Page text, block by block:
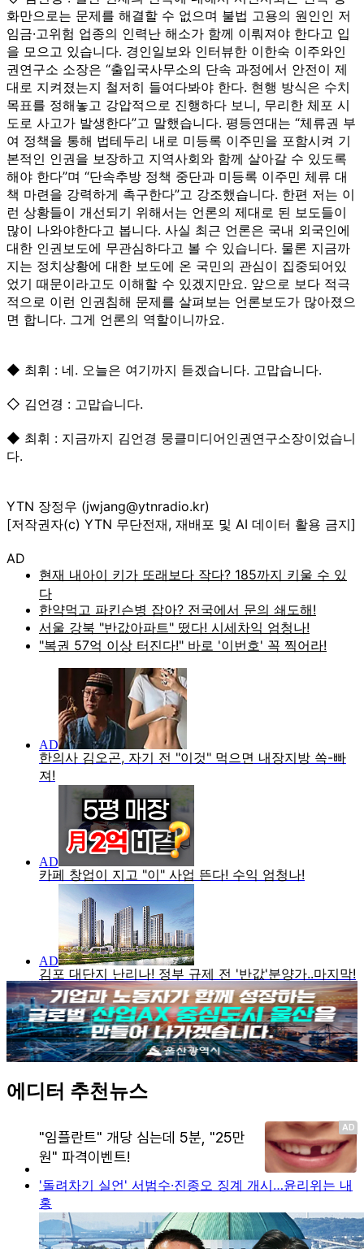
화만으로는 문제를 해결할 수 없으며 불법 고용의 원인인 저
임금·고위험 업종의 인력난 해소가 함께 이뤄져야 한다고 입
을 모으고 있습니다. 경인일보와 인터뷰한 이한숙 이주와인
권연구소 소장은 “출입국사무소의 단속 과정에서 안전이 제
대로 지켜졌는지 철저히 들여다봐야 한다. 현행 방식은 수치
목표를 정해놓고 강압적으로 진행하다 보니, 무리한 체포 시
도로 사고가 발생한다”고 말했습니다. 평등연대는 “체류권 부
여 정책을 통해 법테두리 내로 미등록 이주민을 포함시켜 기
본적인 인권을 보장하고 지역사회와 함께 살아갈 수 있도록
해야 한다”며 “단속추방 정책 중단과 미등록 이주민 체류 대
책 마련을 강력하게 촉구한다”고 강조했습니다. 한편 저는 이
런 상황들이 개선되기 위해서는 언론의 제대로 된 보도들이
많이 나와야한다고 봅니다. 사실 최근 언론은 국내 외국인에
대한 인권보도에 무관심하다고 볼 수 있습니다. 물론 지금까
지는 정치상황에 대한 보도에 온 국민의 관심이 집중되어있
었기 때문이라고도 이해할 수 있겠지만요. 앞으로 보다 적극
적으로 이런 인권침해 문제를 살펴보는 언론보도가 많아졌으
면 합니다. 그게 언론의 역할이니까요.
◆ 최휘 : 네. 오늘은 여기까지 듣겠습니다. 고맙습니다.
◇ 김언경 : 고맙습니다.
◆ 최휘 : 지금까지 김언경 뭉클미디어인권연구소장이었습니
다.
YTN 장정우 (jwjang@ytnradio.kr)
[저작권자(c) YTN 무단전재, 재배포 및 AI 데이터 활용 금지]
AD
에디터 추천뉴스
'돌려차기 실언' 서범수·진종오 징계 개시…윤리위는 내
홍